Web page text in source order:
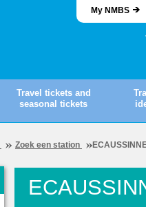
My NMBS
Travel tickets and
seasonal tickets
Zoek een station